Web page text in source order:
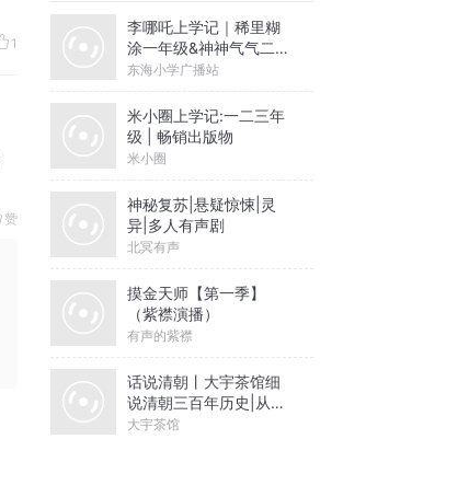
1
赞
李哪吒上学记｜稀里糊
涂一年级&神神气气二年
级
东海小学广播站
米小圈上学记:一二三年
级 | 畅销出版物
米小圈
神秘复苏|悬疑惊悚|灵
异|多人有声剧
北冥有声
摸金天师【第一季】
（紫襟演播）
有声的紫襟
话说清朝丨大宇茶馆细
说清朝三百年历史|从努
尔哈赤到末代皇帝溥仪|
大宇茶馆